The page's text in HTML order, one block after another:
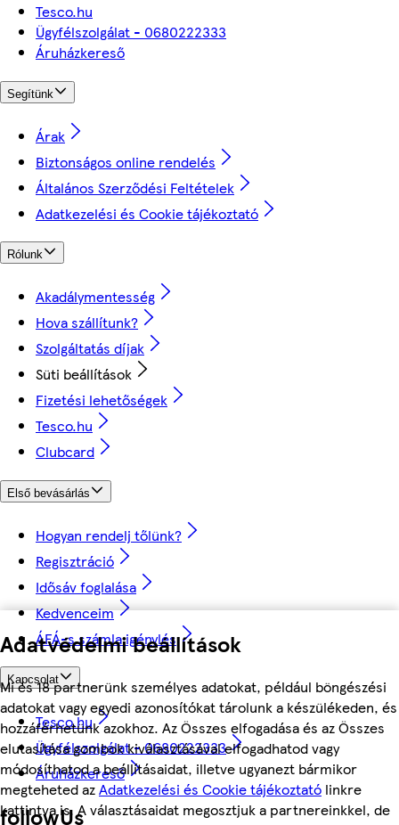
Adatvédelmi beállítások
Mi és 18 partnerünk személyes adatokat, például böngészési
adatokat vagy egyedi azonosítókat tárolunk a készülékeden, és
hozzáférhetünk azokhoz. Az Összes elfogadása és az Összes
elutasítása gombok kiválasztásával elfogadhatod vagy
módosíthatod a beállításaidat, illetve ugyanezt bármikor
megteheted azAdatkezelési és Cookie tájékoztató linkre
kattintva is. A választásaidat megosztjuk a partnereinkkel, de
Tesco.hu
Ügyfélszolgálat - 0680222333
Áruházkereső
Segítünk
Árak
Biztonságos online rendelés
Általános Szerződési Feltételek
Adatkezelési és Cookie tájékoztató
Rólunk
Akadálymentesség
Hova szállítunk?
Szolgáltatás díjak
Süti beállítások
Fizetési lehetőségek
Tesco.hu
Clubcard
Első bevásárlás
Hogyan rendelj tőlünk?
Regisztráció
Idősáv foglalása
Kedvenceim
ÁFÁ-s számla igénylés
Kapcsolat
Tesco.hu
Ügyfélszolgálat - 0680222333
Áruházkereső
followUs